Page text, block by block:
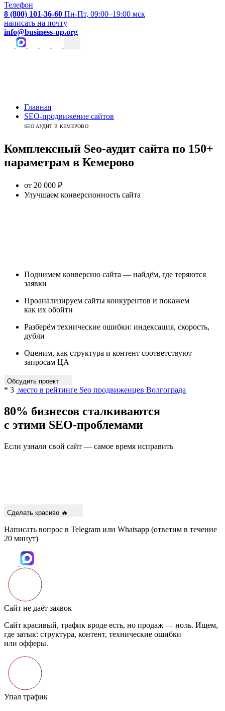
Телефон
8 (800) 101-36-60 Пн-Пт, 09:00–19:00 мск
написать на почту
info@business-up.org
Главная
SEO-продвижение сайтов
SEO АУДИТ В КЕМЕРОВО
Комплексный Seo-аудит сайта по 150+
параметрам в Кемерово
от 20 000 ₽
Улучшаем конверсионность сайта
Поднимем конверсию сайта — найдём, где теряются
заявки
Проанализируем сайты конкурентов и покажем
как их обойти
Разберём технические ошибки: индексация, скорость,
дубли
Оценим, как структура и контент соответствуют
запросам ЦА
Обсудить проект
* 3 место в рейтинге Seo продвиженцев Волгограда
80% бизнесов сталкиваются
с этими SEO-проблемами
Если узнали свой сайт — самое время исправить
Сделать красиво 🔥
Написать вопрос в Telegram или Whatsapp (ответим в течение
20 минут)
Сайт не даёт заявок
Сайт красивый, трафик вроде есть, но продаж — ноль. Ищем,
где затык: структура, контент, технические ошибки
или офферы.
Упал трафик